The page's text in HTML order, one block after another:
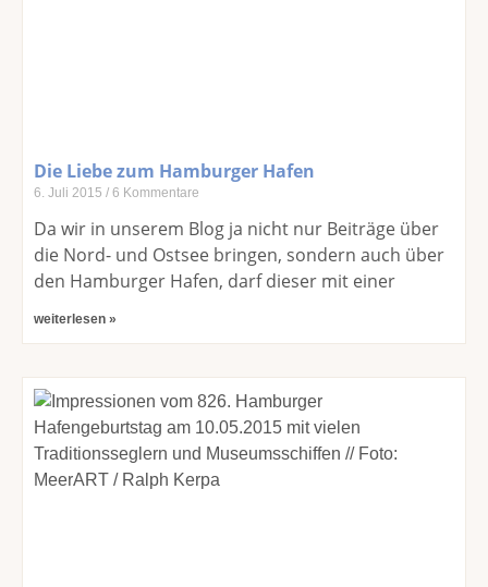
Die Liebe zum Hamburger Hafen
6. Juli 2015 6 Kommentare
Da wir in unserem Blog ja nicht nur Beiträge über
die Nord- und Ostsee bringen, sondern auch über
den Hamburger Hafen, darf dieser mit einer
weiterlesen »